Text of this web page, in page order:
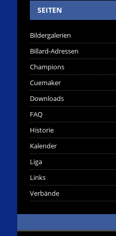
SEITEN
Bildergalerien
Billard-Adressen
Champions
Cuemaker
Downloads
FAQ
Historie
Kalender
Liga
Links
Verbände